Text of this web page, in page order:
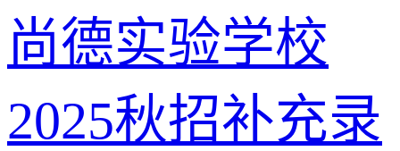
尚德实验学校
2025秋招补充录